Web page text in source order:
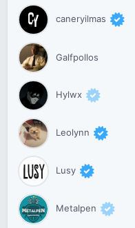
caneryilmas
Galfpollos
Hylwx
Leolynn
Lusy
Metalpen